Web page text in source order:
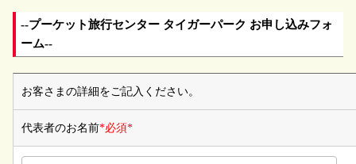
--プーケット旅行センター タイガーパーク お申し込みフォ
ーム--
お客さまの詳細をご記入ください。
代表者のお名前*必須*